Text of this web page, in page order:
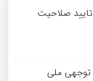
تایید صلاحیت
توجهی ملی